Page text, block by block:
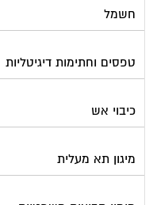
חשמל
טפסים וחתימות דיגיטליות
כיבוי אש
מיגון תא מעלית